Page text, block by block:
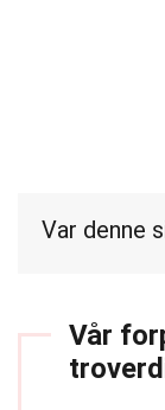
Var denne
Vår